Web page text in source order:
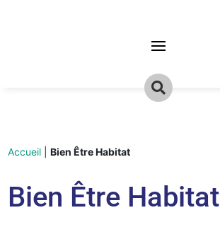

Accueil |Bien Être Habitat
Bien Être Habitat